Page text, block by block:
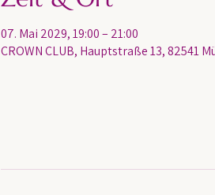
07. Mai 2029, 19:00 – 21:00
CROWN CLUB, Hauptstraße 13, 82541